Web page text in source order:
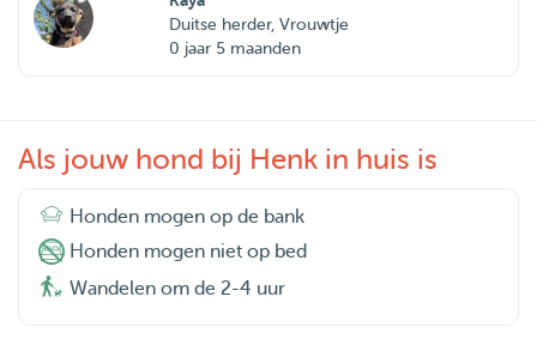
Duitse herder, Vrouwtje
0 jaar 5 maanden
Als jouw hond bij Henk in huis is
Honden mogen op de bank
Honden mogen niet op bed
Wandelen om de 2-4 uur